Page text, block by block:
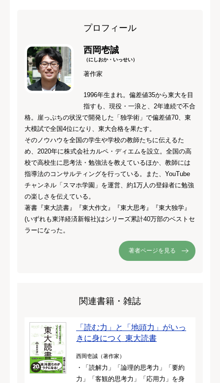
プロフィール
西岡壱誠
（にしおか・いっせい）
著作家
1996年生まれ。偏差値35から東大を目
指すも、現役・一浪と、2年連続で不合
格。崖っぷちの状況で開発した「独学術」で偏差値70、東
大模試で全国4位になり、東大合格を果たす。
そのノウハウを全国の学生や学校の教師たちに伝えるた
め、2020年に株式会社カルペ・ディエムを設立。全国の高
校で高校生に思考法・勉強法を教えているほか、教師には
指導法のコンサルティングを行っている。また、YouTube
チャンネル「スマホ学園」を運営、約1万人の登録者に勉強
の楽しさを伝えている。
著書『東大読書』『東大作文』『東大思考』『東大独学』
(いずれも東洋経済新報社)はシリーズ累計40万部のベストセ
ラーになった。
著者ページを見る
関連書籍・雑誌
「読む力」と「地頭力」がいっ
きに身につく 東大読書
西岡壱誠（著作家）
・「読解力」「論理的思考力」「要約
力」「客観的思考力」「応用力」を身